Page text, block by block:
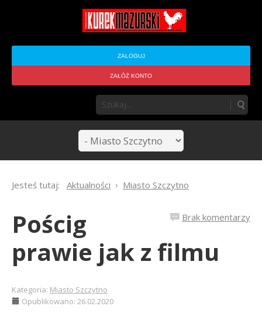
ZALOGUJ
ZAŁÓŻ KONTO
Jesteś tutaj: Aktualności Miasto Szczytno
Brak komentarzy
Pościg
prawie jak z filmu
Kategoria: Miasto Szczytno
Opublikowano: 26.02.2020